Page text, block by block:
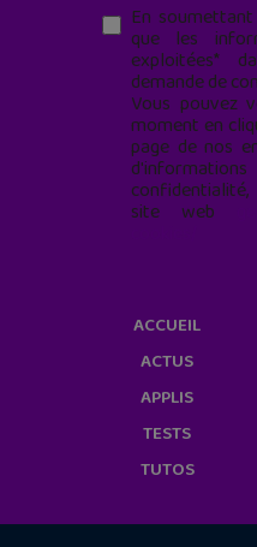
En
que les
exploitées*
demande de
Vous pouvez
moment en
page de nos
site web
ACCUEIL
ACTUS
APPLIS
TESTS
TUTOS